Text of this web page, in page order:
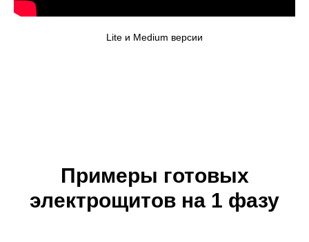
Lite и Medium версии
Примеры готовых
электрощитов на 1 фазу